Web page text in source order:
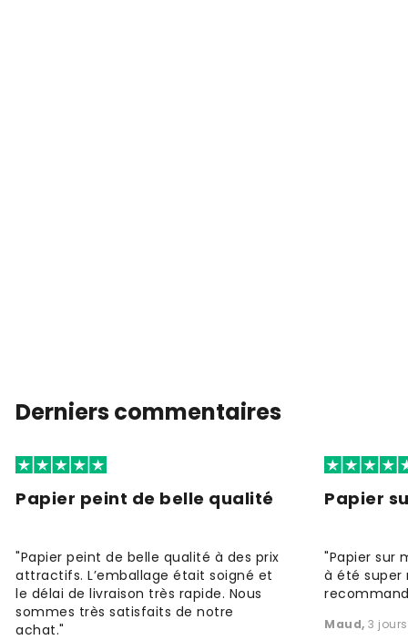
Derniers commentaires
Papier peint de belle qualité
"Papier peint de belle qualité à des prix
attractifs. L’emballage était soigné et
le délai de livraison très rapide. Nous
sommes très satisfaits de notre
achat."
Papier
"Papier sur
à été super
Maud, 3